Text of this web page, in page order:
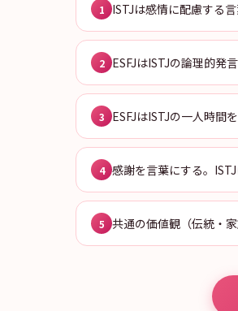
1 ISTJは感情に配慮する
2 ESFJはISTJの論理的発
3 ESFJはISTJの一人時間
4 感謝を言葉にする。
5 共通の価値観（伝統・